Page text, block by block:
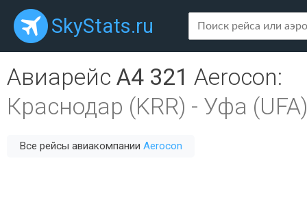
SkyStats.ru
Авиарейс A4 321 Aerocon:
Краснодар (KRR) - Уфа (UFA)
Все рейсы авиакомпании Aerocon